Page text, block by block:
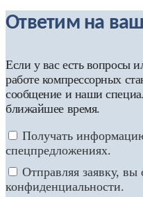
Ответим на
Если у вас есть вопросы
работе компрессорных
сообщение и наши
ближайшее время.
Получать
спецпредложениях.
Отправляя заявку, вы
конфиденциальности.